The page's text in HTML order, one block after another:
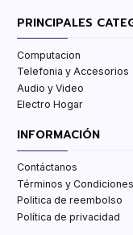
PRINCIPALES
Computacion
Telefonia y Accesorios
Audio y Video
Electro Hogar
INFORMACIÓN
Contáctanos
Términos y Condiciones
Politica de reembolso
Política de privacidad